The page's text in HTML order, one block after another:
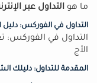
ما هو التداول عبر
التداول في الفوركس:
التداول في الفوركس:
الأج
المقدمة للتداول: دليلك